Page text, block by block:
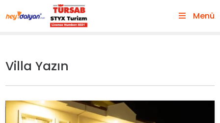
Menü
Villa Yazın